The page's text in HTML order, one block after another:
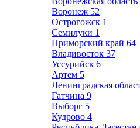
Воронеж 52
Острогожск 1
Семилуки 1
Приморский край 64
Владивосток 37
Уссурийск 6
Артем 5
Ленинградская
Гатчина 9
Выборг 5
Кудрово 4